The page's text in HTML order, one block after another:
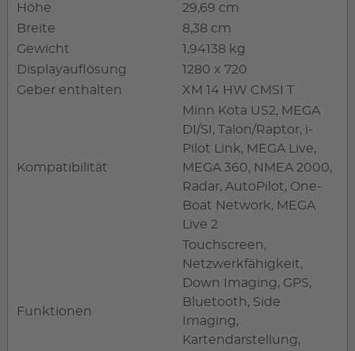
Höhe
29,69 cm
Breite
8,38 cm
Gewicht
1,94138 kg
Displayauflösung
1280 x 720
Geber enthalten
XM 14 HW CMSI T
Kompatibilität
Minn Kota US2, MEGA
DI/SI, Talon/Raptor, i-
Pilot Link, MEGA Live,
MEGA 360, NMEA 2000,
Radar, AutoPilot, One-
Boat Network, MEGA
Live 2
Funktionen
Touchscreen,
Netzwerkfähigkeit,
Down Imaging, GPS,
Bluetooth, Side
Imaging,
Kartendarstellung,